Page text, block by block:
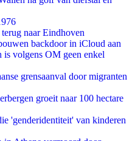
naar Eindhoven
backdoor in iCloud aan
is volgens OM geen enkel
grensaanval door migranten
groeit naar 100 hectare
'genderidentiteit' van kinderen